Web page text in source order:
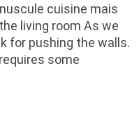
cuisine mais
living room As we
for pushing the walls.
some